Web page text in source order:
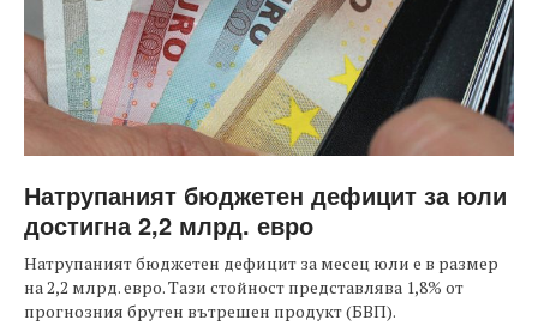
Натрупаният бюджетен дефицит за юли
достигна 2,2 млрд. евро
Натрупаният бюджетен дефицит за месец юли е в размер
на 2,2 млрд. евро. Тази стойност представлява 1,8% от
прогнозния брутен вътрешен продукт (БВП).